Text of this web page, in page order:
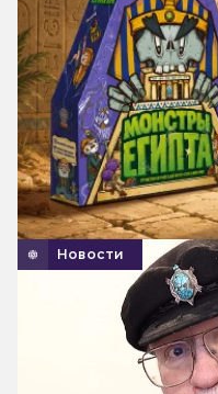
Новости